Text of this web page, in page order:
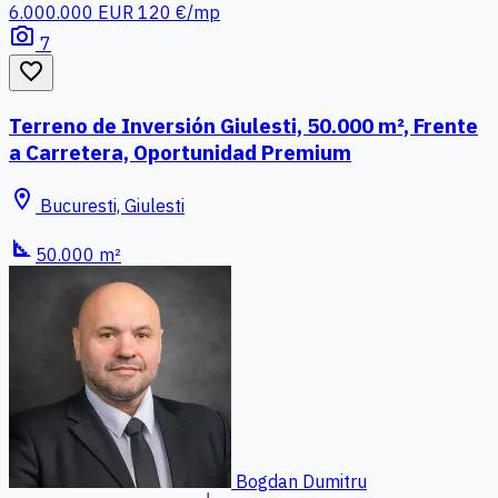
6.000.000 EUR 120 €/mp
photo_camera 7
favorite_border
Terreno de Inversión Giulesti, 50.000 m², Frente
a Carretera, Oportunidad Premium
location_on Bucuresti, Giulesti
square_foot 50.000 m²
Bogdan Dumitru